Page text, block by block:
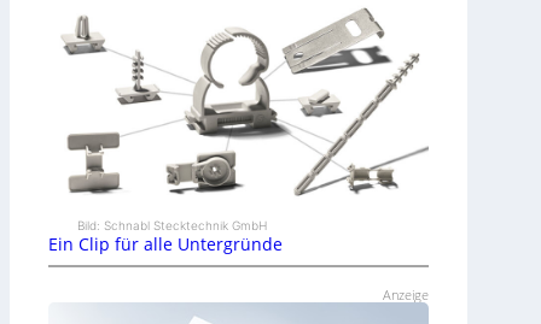
Bild: Schnabl Stecktechnik GmbH
Ein Clip für alle Untergründe
Anzeige